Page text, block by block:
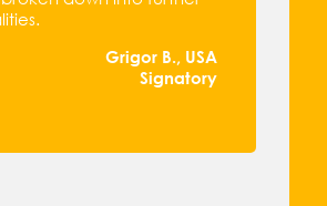
Grigor B., USA
Signatory